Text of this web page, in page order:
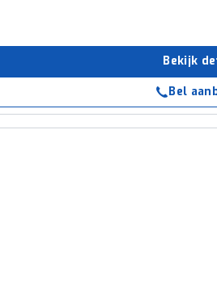
Bekijk
Bel